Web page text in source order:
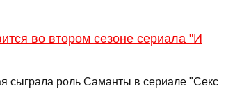
во втором сезоне сериала "И
сыграла роль Саманты в сериале "Секс